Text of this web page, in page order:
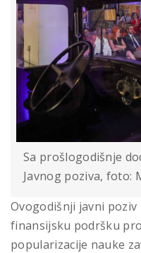
Sa prošlogodišnje
Javnog poziva, foto:
Ovogodišnji javni
finansijsku podršku
popularizacije nauke